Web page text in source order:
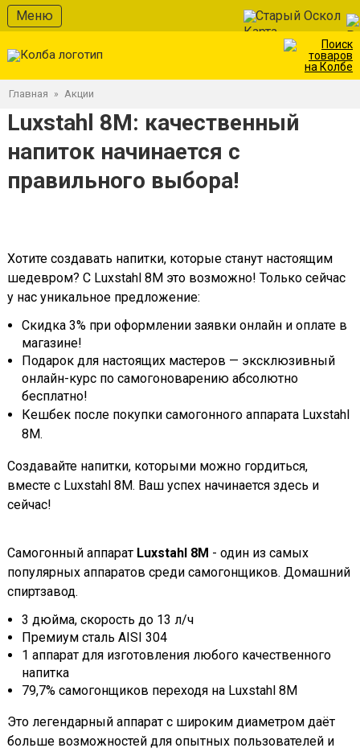
Меню Старый Оскол
Главная » Акции
Luxstahl 8M: качественный
напиток начинается с
правильного выбора!
Хотите создавать напитки, которые станут настоящим
шедевром? С Luxstahl 8M это возможно! Только сейчас
у нас уникальное предложение:
Скидка 3% при оформлении заявки онлайн и оплате в
магазине!
Подарок для настоящих мастеров — эксклюзивный
онлайн-курс по самогоноварению абсолютно
бесплатно!
Кешбек после покупки самогонного аппарата Luxstahl
8M.
Создавайте напитки, которыми можно гордиться,
вместе с Luxstahl 8M. Ваш успех начинается здесь и
сейчас!
Самогонный аппарат Luxstahl 8M - один из самых
популярных аппаратов среди самогонщиков. Домашний
спиртзавод.
3 дюйма, скорость до 13 л/ч
Премиум сталь AISI 304
1 аппарат для изготовления любого качественного
напитка
79,7% самогонщиков переходя на Luxstahl 8M
Это легендарный аппарат с широким диаметром даёт
больше возможностей для опытных пользователей и